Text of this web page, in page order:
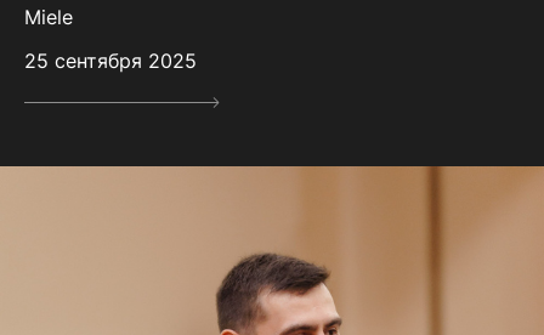
Miele
25 сентября 2025